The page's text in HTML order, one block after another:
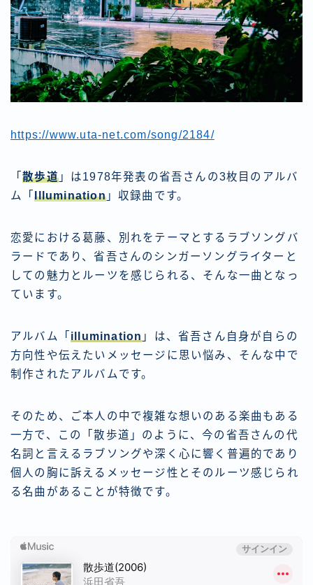
https://www.uta-net.com/song/2184/
「散歩道」は1978年発表の省吾さんの3枚目のアルバ
ム「Illumination」収録曲です。
恋愛における葛藤、別れをテーマとするラブソングバ
ラードであり、省吾さんのシンガーソングライターと
しての魅力とルーツを感じられる、そんな一曲となっ
ています。
アルバム「 illumination 」は、省吾さん自身が自らの
方向性や伝えたいメッセージに思い悩み、そんな中で
制作されたアルバムです。
そのため、ご本人の中で複雑な想いのある楽曲もある
一方で、この「散歩道」のように、今の省吾さんの代
名詞と言えるラブソングや深く心に響く普遍的であり
個人の胸に訴えるメッセージ性とそのルーツ感じられ
る名曲があることが特徴です。